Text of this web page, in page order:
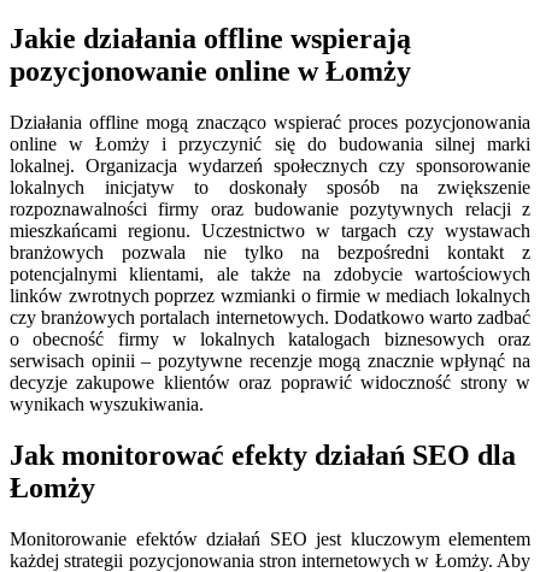
Jakie działania offline wspierają
pozycjonowanie online w Łomży
Działania offline mogą znacząco wspierać proces pozycjonowania
online w Łomży i przyczynić się do budowania silnej marki
lokalnej. Organizacja wydarzeń społecznych czy sponsorowanie
lokalnych inicjatyw to doskonały sposób na zwiększenie
rozpoznawalności firmy oraz budowanie pozytywnych relacji z
mieszkańcami regionu. Uczestnictwo w targach czy wystawach
branżowych pozwala nie tylko na bezpośredni kontakt z
potencjalnymi klientami, ale także na zdobycie wartościowych
linków zwrotnych poprzez wzmianki o firmie w mediach lokalnych
czy branżowych portalach internetowych. Dodatkowo warto zadbać
o obecność firmy w lokalnych katalogach biznesowych oraz
serwisach opinii – pozytywne recenzje mogą znacznie wpłynąć na
decyzje zakupowe klientów oraz poprawić widoczność strony w
wynikach wyszukiwania.
Jak monitorować efekty działań SEO dla
Łomży
Monitorowanie efektów działań SEO jest kluczowym elementem
każdej strategii pozycjonowania stron internetowych w Łomży. Aby